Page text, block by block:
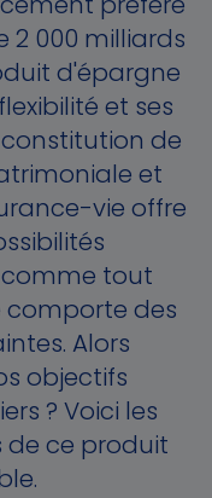
2 000 milliards
d'épargne
et ses
de
et
vie offre
comme tout
comporte des
Alors
objectifs
? Voici les
de ce produit